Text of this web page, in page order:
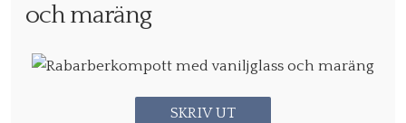
och maräng
SKRIV UT